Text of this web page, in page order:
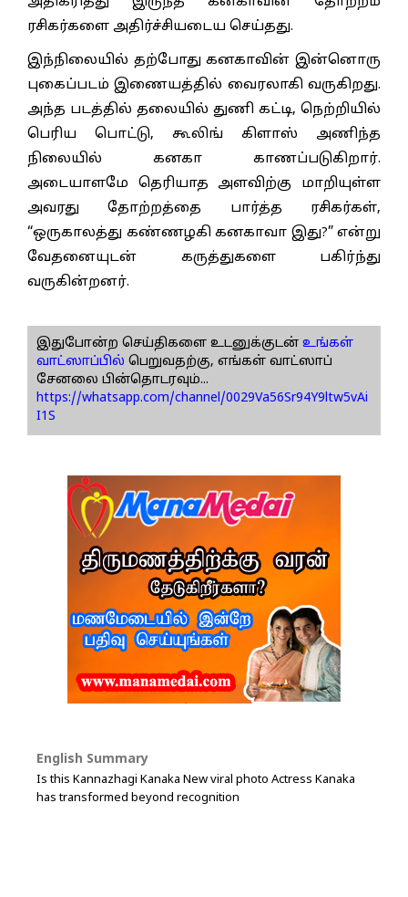
ரசிகர்களை அதிர்ச்சியடைய செய்தது.
இந்நிலையில் தற்போது கனகாவின் இன்னொரு
புகைப்படம் இணையத்தில் வைரலாகி வருகிறது.
அந்த படத்தில் தலையில் துணி கட்டி, நெற்றியில்
பெரிய பொட்டு, கூலிங் கிளாஸ் அணிந்த
நிலையில் கனகா காணப்படுகிறார்.
அடையாளமே தெரியாத அளவிற்கு மாறியுள்ள
அவரது தோற்றத்தை பார்த்த ரசிகர்கள்,
“ஒருகாலத்து கண்ணழகி கனகாவா இது?” என்று
வேதனையுடன் கருத்துகளை பகிர்ந்து
வருகின்றனர்.
இதுபோன்ற செய்திகளை உடனுக்குடன் உங்கள்
வாட்ஸாப்பில் பெறுவதற்கு, எங்கள் வாட்ஸாப்
சேனலை பின்தொடரவும்...
https://whatsapp.com/channel/0029Va56Sr94Y9ltw5vAi
I1S
English Summary
Is this Kannazhagi Kanaka New viral photo Actress Kanaka
has transformed beyond recognition